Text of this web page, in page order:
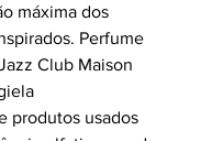
máxima dos
Perfume
Club Maison
produtos usados